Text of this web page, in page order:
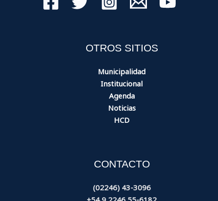
OTROS SITIOS
Municipalidad
Institucional
Agenda
Noticias
HCD
CONTACTO
(02246) 43-3096